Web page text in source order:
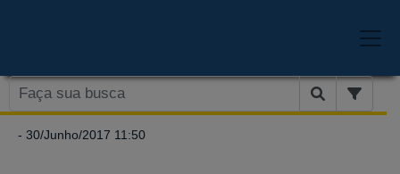
- 30/Junho/2017 11:50